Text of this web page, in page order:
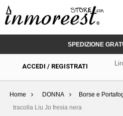
SPEDIZIONE
ACCEDI / REGISTRATI
Home DONNA Borse e
tracolla Liu Jo fresia nera